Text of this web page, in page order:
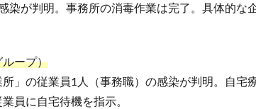
染が判明。事務所の消毒作業は完了。具体的な
ープ）
」の従業員1人（事務職）の感染が判明。自宅
員に自宅待機を指示。